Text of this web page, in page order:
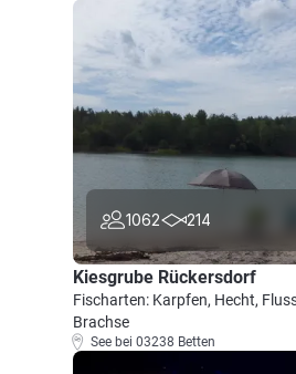
1062 214
Kiesgrube Rückersdorf
Fischarten: Karpfen, Hecht,
Brachse
See bei 03238 Betten